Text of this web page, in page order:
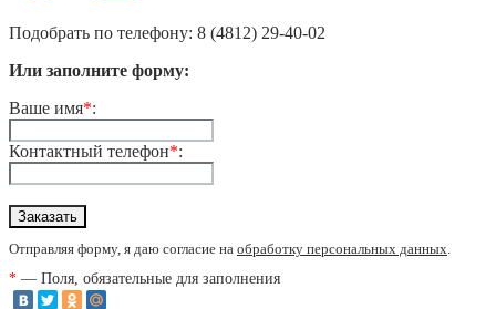
Подобрать по телефону: 8 (4812) 29-40-02
Или заполните форму:
Ваше имя*:
Контактный телефон*:
Отправляя форму, я даю согласие на обработку персональных данных.
* — Поля, обязательные для заполнения